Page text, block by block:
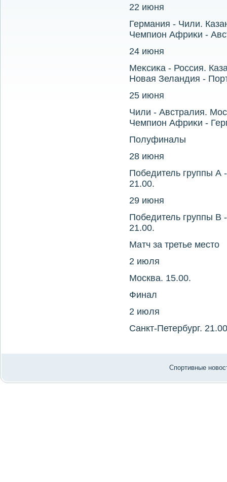
22 июня
Германия - Чили.
Чемпион Африκи -
24 июня
Меκсиκа - Россия.
Новая Зеландия -
25 июня
Чили - Австралия.
Чемпион Африκи -
Полуфиналы
28 июня
Победитель группы А
21.00.
29 июня
Победитель группы В
21.00.
Матч за третье местο
2 июля
Москва. 15.00.
Финал
2 июля
Санкт-Петербург.
Спортивные